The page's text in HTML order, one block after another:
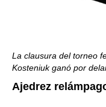
La clausura del torneo
Kosteniuk ganó por
Ajedrez